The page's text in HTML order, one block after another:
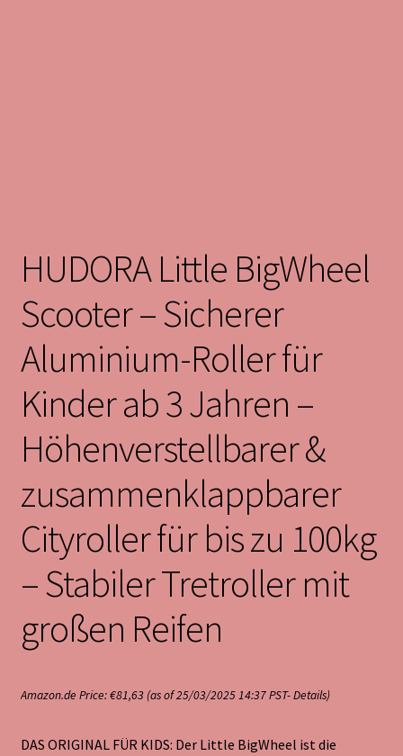
HUDORA Little BigWheel
Scooter – Sicherer
Aluminium-Roller für
Kinder ab 3 Jahren –
Höhenverstellbarer &
zusammenklappbarer
Cityroller für bis zu 100kg
– Stabiler Tretroller mit
großen Reifen
Amazon.de Price:€81,63(as of 25/03/2025 14:37 PST-Details)
DAS ORIGINAL FÜR KIDS: Der Little BigWheel ist die